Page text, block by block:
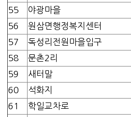
55
야광마을
56
원삼면행정복지센터
57
독성리전원마을입구
58
문촌2리
59
새터말
60
석화지
61
학일교차로